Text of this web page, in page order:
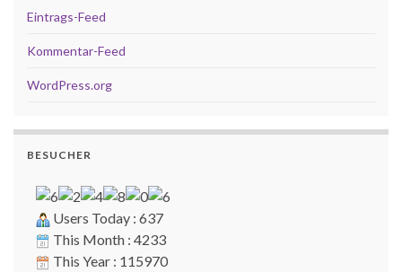
Eintrags-Feed
Kommentar-Feed
WordPress.org
BESUCHER
Users Today : 637
This Month : 4233
This Year : 115970